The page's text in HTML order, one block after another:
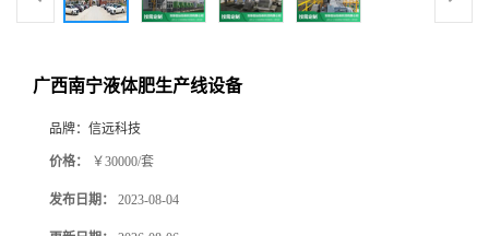
广西南宁液体肥生产线设备
品牌： 信远科技
价格： ￥30000/套
发布日期： 2023-08-04